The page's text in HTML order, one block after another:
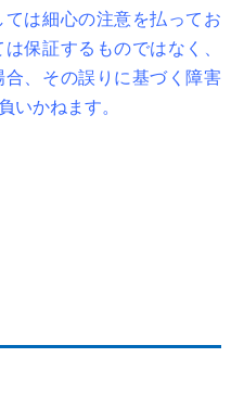
は細心の注意を払ってお
保証するものではなく、
、その誤りに基づく障害
いかねます。